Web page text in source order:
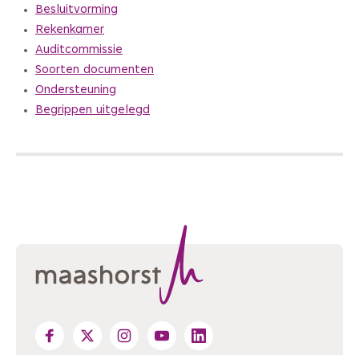
Besluitvorming
Rekenkamer
Auditcommissie
Soorten documenten
Ondersteuning
Begrippen uitgelegd